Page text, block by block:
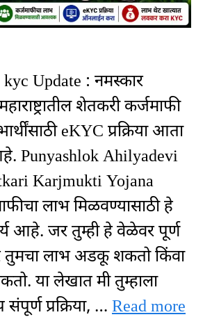
Update : नमस्कार
शेतकरी कर्जमाफी
eKYC प्रक्रिया आता
Punyashlok Ahilyadevi
Karjmukti Yojana
लाभ मिळवण्यासाठी हे
आहे. जर तुम्ही हे वेळेवर पूर्ण
तुमचा लाभ अडकू शकतो किंवा
या लेखात मी तुम्हाला
प्रक्रिया, … Read more